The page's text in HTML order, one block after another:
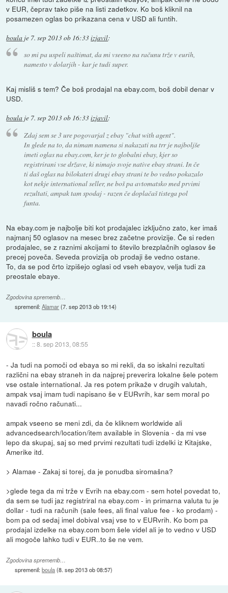
v EUR, čeprav tako piše na listi zadetkov. Ko boš kliknil na
posamezen oglas bo prikazana cena v USD ali funtih.
boula je 7. sep 2013 ob 16:33izjavil:
so mi pa uspeli naštimat, da mi vseeno na računu trže v eurih,
namesto v dolarjih - kar je tudi super.
Kaj misliš s tem? Če boš prodajal na ebay.com, boš dobil denar v
USD.
boula je 7. sep 2013 ob 16:33izjavil:
Zdaj sem se 3 ure pogovarjal z ebay "chat with agent".
In glede na to, da nimam namena si nakazati na trr je najboljše
imeti oglas na ebay.com, ker je to globalni ebay, kjer so
registrirani vse države, ki nimajo svoje native ebay strani. In če
ti daš oglas na bilokateri drugi ebay strani te bo vedno pokazalo
kot nekje international seller, ne boš pa avtomatsko med prvimi
rezultati, ampak tam spodaj - razen če doplačaš tistega pol
funta.
Na ebay.com je najbolje biti kot prodajalec izključno zato, ker imaš
najmanj 50 oglasov na mesec brez začetne provizije. Če si reden
prodajalec, se z raznimi akcijami to število brezplačnih oglasov še
precej poveča. Seveda provizija ob prodaji še vedno ostane.
To, da se pod črto izpišejo oglasi od vseh ebayov, velja tudi za
preostale ebaye.
Zgodovina sprememb…
spremenil:Alamar(7. sep 2013 ob 19:14)
boula
::8. sep 2013, 08:55
- Ja tudi na pomoči od ebaya so mi rekli, da so iskalni rezultati
različni na ebay straneh in da najprej preverira lokalne šele potem
vse ostale international. Ja res potem prikaže v drugih valutah,
ampak vsaj imam tudi napisano še v EURvrih, kar sem moral po
navadi ročno računati...
ampak vseeno se meni zdi, da če kliknem worldwide ali
advancedsearch/location/item available in Slovenia - da mi vse
lepo da skupaj, saj so med prvimi rezultati tudi izdelki iz Kitajske,
Amerike itd.
> Alamae - Zakaj si torej, da je ponudba siromašna?
>glede tega da mi trže v Evrih na ebay.com - sem hotel povedat to,
da sem se tudi jaz registriral na ebay.com - in primarna valuta tu je
dollar - tudi na računih (sale fees, ali final value fee - ko prodam) -
bom pa od sedaj imel dobival vsaj vse to v EURvrih. Ko bom pa
prodajal izdelke na ebay.com bom šele videl ali je to vedno v USD
ali mogoče lahko tudi v EUR..to še ne vem.
Zgodovina sprememb…
spremenil:boula(8. sep 2013 ob 08:57)